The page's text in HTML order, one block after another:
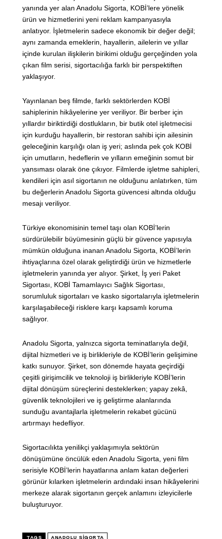
yanında yer alan Anadolu Sigorta, KOBİ’lere yönelik
ürün ve hizmetlerini yeni reklam kampanyasıyla
anlatıyor. İşletmelerin sadece ekonomik bir değer değil;
aynı zamanda emeklerin, hayallerin, ailelerin ve yıllar
içinde kurulan ilişkilerin birikimi olduğu gerçeğinden yola
çıkan film serisi, sigortacılığa farklı bir perspektiften
yaklaşıyor.
Yayınlanan beş filmde, farklı sektörlerden KOBİ
sahiplerinin hikâyelerine yer veriliyor. Bir berber için
yıllardır biriktirdiği dostlukların, bir butik otel işletmecisi
için kurduğu hayallerin, bir restoran sahibi için ailesinin
geleceğinin karşılığı olan iş yeri; aslında pek çok KOBİ
için umutların, hedeflerin ve yılların emeğinin somut bir
yansıması olarak öne çıkıyor. Filmlerde işletme sahipleri,
kendileri için asıl sigortanın ne olduğunu anlatırken, tüm
bu değerlerin Anadolu Sigorta güvencesi altında olduğu
mesajı veriliyor.
Türkiye ekonomisinin temel taşı olan KOBİ’lerin
sürdürülebilir büyümesinin güçlü bir güvence yapısıyla
mümkün olduğuna inanan Anadolu Sigorta, KOBİ’lerin
ihtiyaçlarına özel olarak geliştirdiği ürün ve hizmetlerle
işletmelerin yanında yer alıyor. Şirket, İş yeri Paket
Sigortası, KOBİ Tamamlayıcı Sağlık Sigortası,
sorumluluk sigortaları ve kasko sigortalarıyla işletmelerin
karşılaşabileceği risklere karşı kapsamlı koruma
sağlıyor.
Anadolu Sigorta, yalnızca sigorta teminatlarıyla değil,
dijital hizmetleri ve iş birlikleriyle de KOBİ’lerin gelişimine
katkı sunuyor. Şirket, son dönemde hayata geçirdiği
çeşitli girişimcilik ve teknoloji iş birlikleriyle KOBİ’lerin
dijital dönüşüm süreçlerini desteklerken; yapay zekâ,
güvenlik teknolojileri ve iş geliştirme alanlarında
sunduğu avantajlarla işletmelerin rekabet gücünü
artırmayı hedefliyor.
Sigortacılıkta yenilikçi yaklaşımıyla sektörün
dönüşümüne öncülük eden Anadolu Sigorta, yeni film
serisiyle KOBİ’lerin hayatlarına anlam katan değerleri
görünür kılarken işletmelerin ardındaki insan hikâyelerini
merkeze alarak sigortanın gerçek anlamını izleyicilerle
buluşturuyor.
TAGS ANADOLU SIGORTA